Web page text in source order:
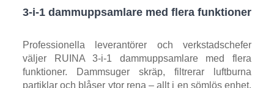
3-i-1 dammuppsamlare med flera funktioner
Professionella leverantörer och verkstadschefer
väljer RUINA 3-i-1 dammuppsamlare med flera
funktioner. Dammsuger skräp, filtrerar luftburna
partiklar och blåser ytor rena – allt i en sömlös enhet.